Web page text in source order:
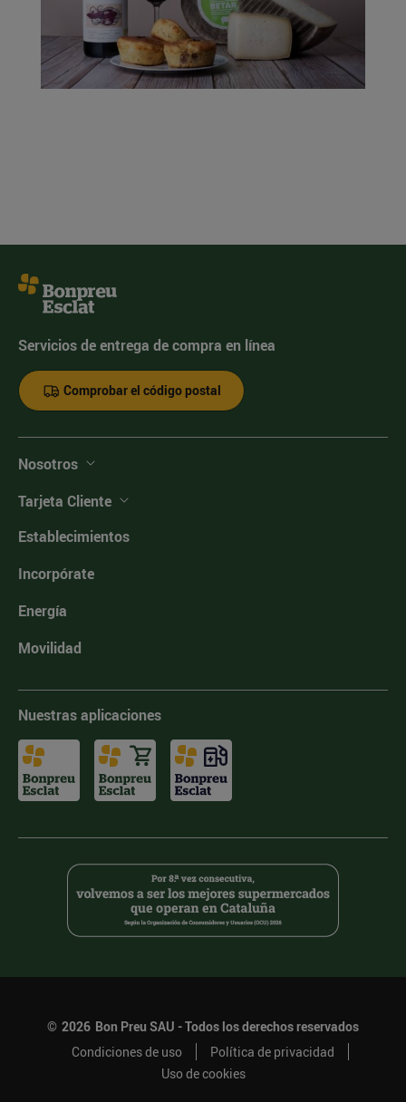
Servicios de entrega de compra en línea
Comprobar el código postal
Nosotros
Tarjeta Cliente
Establecimientos
Incorpórate
Energía
Movilidad
Nuestras aplicaciones
© 2026 Bon Preu SAU - Todos los derechos reservados
Condiciones de uso
Política de privacidad
Uso de cookies